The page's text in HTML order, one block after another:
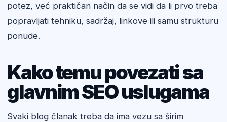
potez, već praktičan način da se vidi da li prvo treba
popravljati tehniku, sadržaj, linkove ili samu strukturu
ponude.
Kako temu povezati sa
glavnim SEO uslugama
Svaki blog članak treba da ima vezu sa širim